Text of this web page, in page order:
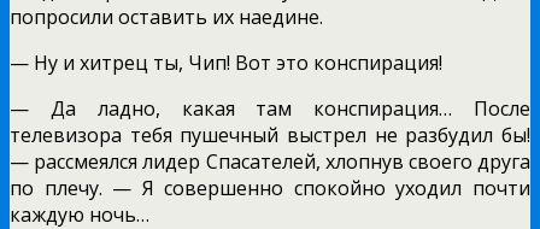
попросили оставить их наедине.
— Ну и хитрец ты, Чип! Вот это конспирация!
— Да ладно, какая там конспирация… После
телевизора тебя пушечный выстрел не разбудил бы!
— рассмеялся лидер Спасателей, хлопнув своего друга
по плечу. — Я совершенно спокойно уходил почти
каждую ночь…